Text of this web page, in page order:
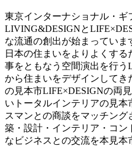
東京インターナショナル・ギ
LIVING&DESIGNと
な流通の創出が始まっていま
日本の住まいをよりよくす
事をともなう空間演出を行
から住まいをデザインしてき
の見本市LIFE×DESIGNの両
いトータルインテリアの見
スマンとの商談をマッチン
築・設計・インテリア・コ
なビジネスとの交流を本見本